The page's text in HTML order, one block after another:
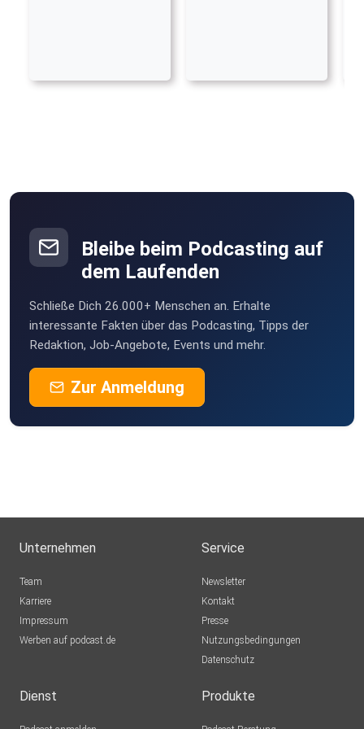
Bleibe beim Podcasting auf
dem Laufenden
Schließe Dich 26.000+ Menschen an. Erhalte
interessante Fakten über das Podcasting, Tipps der
Redaktion, Job-Angebote, Events und mehr.
Zur Anmeldung
Unternehmen
Team
Karriere
Impressum
Werben auf podcast.de
Service
Newsletter
Kontakt
Presse
Nutzungsbedingungen
Datenschutz
Dienst Produkte